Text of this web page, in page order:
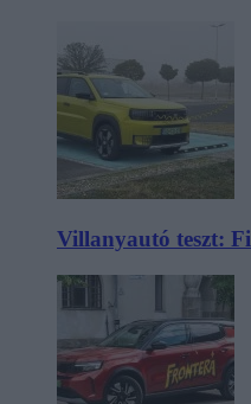
Villanyautó teszt: